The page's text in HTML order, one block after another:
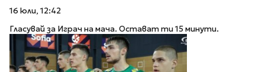
16 юли, 12:42
Гласувай за Играч на мача. Остават ти 15 минути.